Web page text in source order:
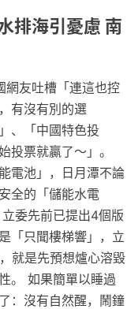
排海引憂慮 南
網友吐槽「連這也控
有沒有別的選
、「中國特色投
投票就贏了～」。
電池」，日月潭不論
全的「儲能水電
委先前已提出4個版
「只聞樓梯響」，立
就是先預想爐心溶毀
。 如果簡單以睡過
：沒有自然醒，鬧鐘